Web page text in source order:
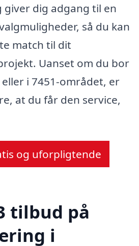
giver dig adgang til en
så du kan
match til dit
Uanset om du bor
i 7451-området, er
at du får den service,
og uforpligtende
tilbud på
i